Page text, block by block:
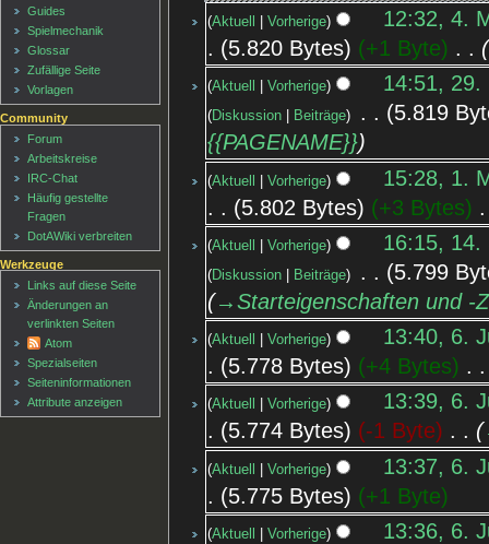
Aktuell Vorherige
12:32, 4.
5.820 Bytes
+1 Byte
Aktuell Vorherige 14:51, 29.
Diskussion Beiträge
5.819
{{PAGENAME}}
Aktuell Vorherige
15:28, 1.
5.802 Bytes
+3 Bytes
Aktuell Vorherige 16:15, 14.
Diskussion Beiträge
5.799
→‎Starteigenschaften und -
Aktuell Vorherige
13:40, 6.
5.778 Bytes
+4 Bytes
Aktuell Vorherige
13:39, 6.
5.774 Bytes
-1 Byte
Aktuell Vorherige
13:37, 6.
5.775 Bytes
+1 Byte
Aktuell Vorherige
13:36, 6.
Guides
Spielmechanik
Glossar
Zufällige Seite
Vorlagen
Community
Forum
Arbeitskreise
IRC-Chat
Häufig gestellte
Fragen
DotAWiki verbreiten
Werkzeuge
Links auf diese Seite
Änderungen an
verlinkten Seiten
Atom
Spezialseiten
Seiten­informationen
Attribute anzeigen